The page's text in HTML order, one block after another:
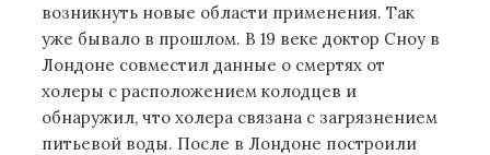
возникнуть новые области применения. Так
уже бывало в прошлом. В 19 веке доктор Сноу в
Лондоне совместил данные о смертях от
холеры с расположением колодцев и
обнаружил, что холера связана с загрязнением
питьевой воды. После в Лондоне построили